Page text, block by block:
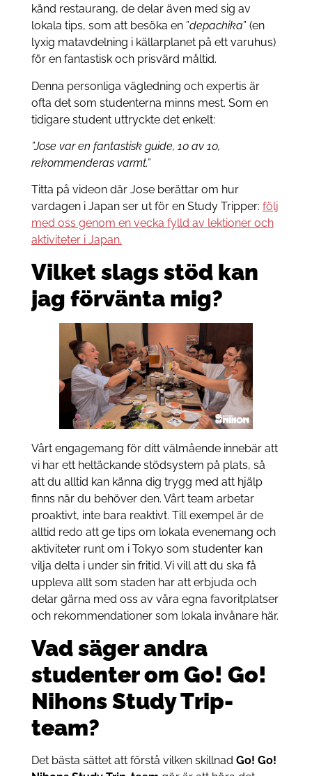
känd restaurang, de delar även med sig av
lokala tips, som att besöka en ”depachika” (en
lyxig matavdelning i källarplanet på ett varuhus)
för en fantastisk och prisvärd måltid.
Denna personliga vägledning och expertis är
ofta det som studenterna minns mest. Som en
tidigare student uttryckte det enkelt:
”Jose var en fantastisk guide, 10 av 10,
rekommenderas varmt.”
Titta på videon där Jose berättar om hur
vardagen i Japan ser ut för en Study Tripper: följ
med oss genom en vecka fylld av lektioner och
aktiviteter i Japan.
Vilket slags stöd kan
jag förvänta mig?
Vårt engagemang för ditt välmående innebär att
vi har ett heltäckande stödsystem på plats, så
att du alltid kan känna dig trygg med att hjälp
finns när du behöver den. Vårt team arbetar
proaktivt, inte bara reaktivt. Till exempel är de
alltid redo att ge tips om lokala evenemang och
aktiviteter runt om i Tokyo som studenter kan
vilja delta i under sin fritid. Vi vill att du ska få
uppleva allt som staden har att erbjuda och
delar gärna med oss av våra egna favoritplatser
och rekommendationer som lokala invånare här.
Vad säger andra
studenter om Go! Go!
Nihons Study Trip-
team?
Det bästa sättet att förstå vilken skillnad Go! Go!